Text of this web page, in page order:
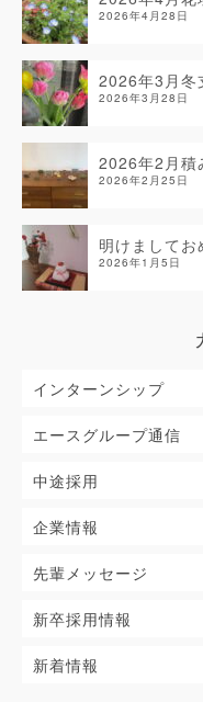
2026年4月28日
2026年3月冬
2026年3月28日
2026年2月積
2026年2月25日
明けましてお
2026年1月5日
インターンシップ
エースグループ通信
中途採用
企業情報
先輩メッセージ
新卒採用情報
新着情報